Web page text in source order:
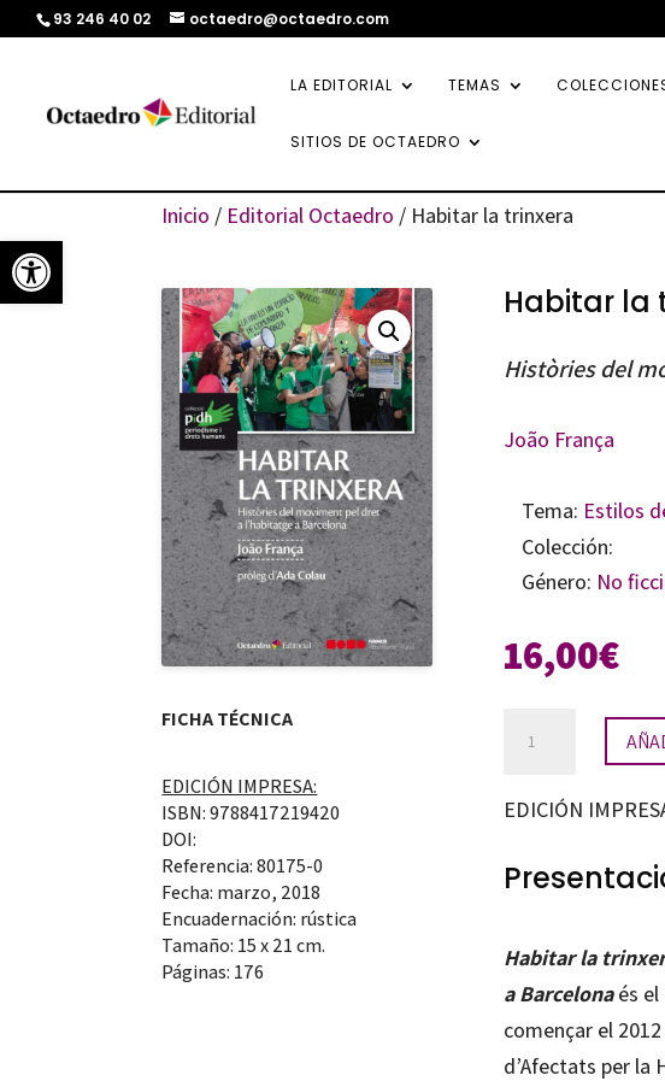
Abrir barra de herramientas
93 246 40 02 octaedro@octaedro.com
LA EDITORIAL TEMAS
SITIOS DE OCTAEDRO
Inicio / Editorial Octaedro / Habitar la trinxera
FICHA TÉCNICA
EDICIÓN IMPRESA:
ISBN: 9788417219420
DOI:
Referencia: 80175-0
Fecha: marzo, 2018
Encuadernación: rústica
Tamaño: 15 x 21 cm.
Páginas: 176
Habitar la
Històries del
João França
Tema: Estilos
Colección:
Género: No
16,00€
trinxera
EDICIÓN
Habitar la
a Barcelonaés el
començar el
d’Afectats per la